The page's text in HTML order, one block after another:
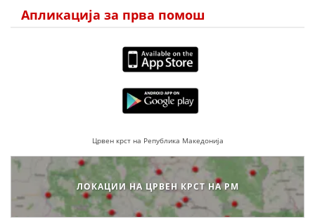
Апликација за прва помош
Црвен крст на Република Македонија
ЛОКАЦИИ НА ЦРВЕН КРСТ НА РМ